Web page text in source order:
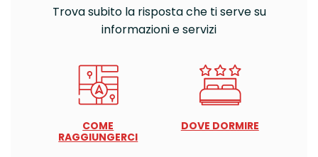
Trova subito la risposta che ti serve su
informazioni e servizi
COME
RAGGIUNGERCI
DOVE DORMIRE